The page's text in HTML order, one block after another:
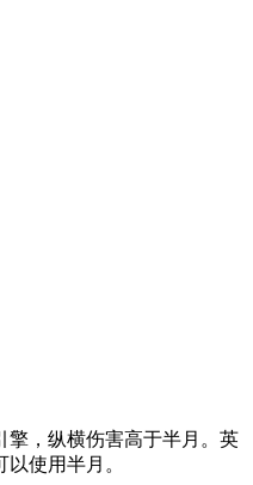
擎，纵横伤害高于半月。英
使用半月。